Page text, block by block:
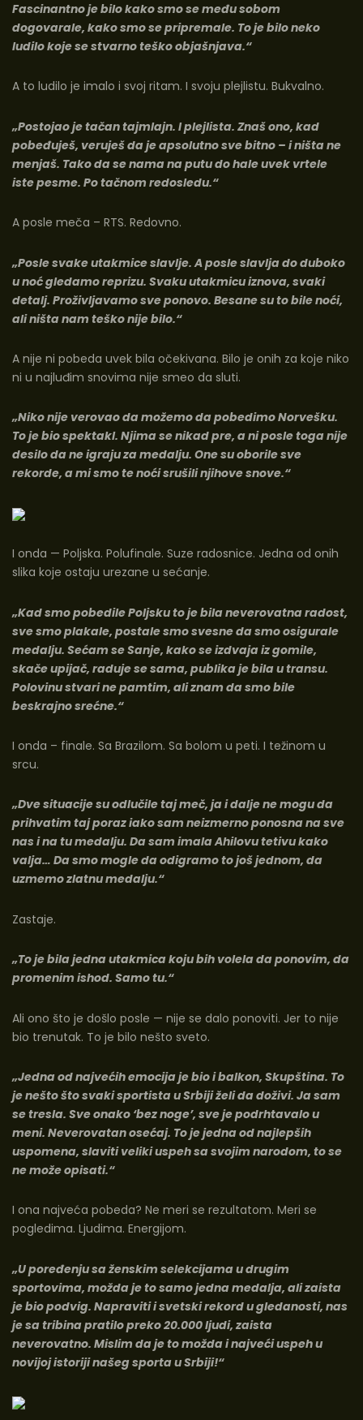
Fascinantno je bilo kako smo se među sobom
dogovarale, kako smo se pripremale. To je bilo neko
ludilo koje se stvarno teško objašnjava.“
A to ludilo je imalo i svoj ritam. I svoju plejlistu. Bukvalno.
„Postojao je tačan tajmlajn. I plejlista. Znaš ono, kad
pobeđuješ, veruješ da je apsolutno sve bitno – i ništa ne
menjaš. Tako da se nama na putu do hale uvek vrtele
iste pesme. Po tačnom redosledu.“
A posle meča – RTS. Redovno.
„Posle svake utakmice slavlje. A posle slavlja do duboko
u noć gledamo reprizu. Svaku utakmicu iznova, svaki
detalj. Proživljavamo sve ponovo. Besane su to bile noći,
ali ništa nam teško nije bilo.“
A nije ni pobeda uvek bila očekivana. Bilo je onih za koje niko
ni u najluđim snovima nije smeo da sluti.
„Niko nije verovao da možemo da pobedimo Norvešku.
To je bio spektakl. Njima se nikad pre, a ni posle toga nije
desilo da ne igraju za medalju. One su oborile sve
rekorde, a mi smo te noći srušili njihove snove.“
I onda — Poljska. Polufinale. Suze radosnice. Jedna od onih
slika koje ostaju urezane u sećanje.
„Kad smo pobedile Poljsku to je bila neverovatna radost,
sve smo plakale, postale smo svesne da smo osigurale
medalju. Sećam se Sanje, kako se izdvaja iz gomile,
skače upijač, raduje se sama, publika je bila u transu.
Polovinu stvari ne pamtim, ali znam da smo bile
beskrajno srećne.“
I onda – finale. Sa Brazilom. Sa bolom u peti. I težinom u
srcu.
„Dve situacije su odlučile taj meč, ja i dalje ne mogu da
prihvatim taj poraz iako sam neizmerno ponosna na sve
nas i na tu medalju. Da sam imala Ahilovu tetivu kako
valja… Da smo mogle da odigramo to još jednom, da
uzmemo zlatnu medalju.“
Zastaje.
„To je bila jedna utakmica koju bih volela da ponovim, da
promenim ishod. Samo tu.“
Ali ono što je došlo posle — nije se dalo ponoviti. Jer to nije
bio trenutak. To je bilo nešto sveto.
„Jedna od najvećih emocija je bio i balkon, Skupština. To
je nešto što svaki sportista u Srbiji želi da doživi. Ja sam
se tresla. Sve onako ‘bez noge’, sve je podrhtavalo u
meni. Neverovatan osećaj. To je jedna od najlepših
uspomena, slaviti veliki uspeh sa svojim narodom, to se
ne može opisati.“
I ona najveća pobeda? Ne meri se rezultatom. Meri se
pogledima. Ljudima. Energijom.
„U poređenju sa ženskim selekcijama u drugim
sportovima, možda je to samo jedna medalja, ali zaista
je bio podvig. Napraviti i svetski rekord u gledanosti, nas
je sa tribina pratilo preko 20.000 ljudi, zaista
neverovatno. Mislim da je to možda i najveći uspeh u
novijoj istoriji našeg sporta u Srbiji!“